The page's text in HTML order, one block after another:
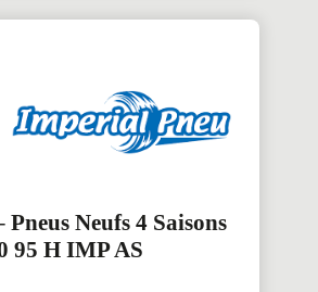
Neufs 4 Saisons
95 H IMP AS